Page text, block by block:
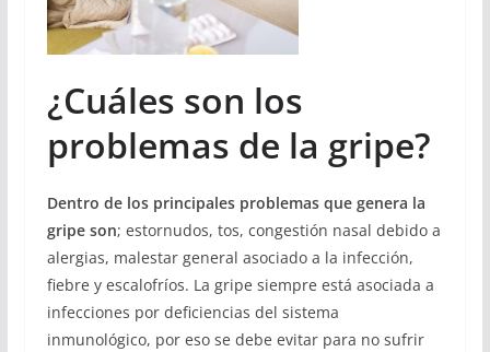
¿Cuáles son los
problemas de la gripe?
Dentro de los principales problemas que genera la
gripe son; estornudos, tos, congestión nasal debido a
alergias, malestar general asociado a la infección,
fiebre y escalofríos. La gripe siempre está asociada a
infecciones por deficiencias del sistema
inmunológico, por eso se debe evitar para no sufrir